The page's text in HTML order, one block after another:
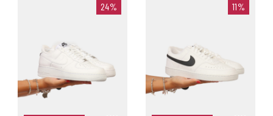
24% 11%